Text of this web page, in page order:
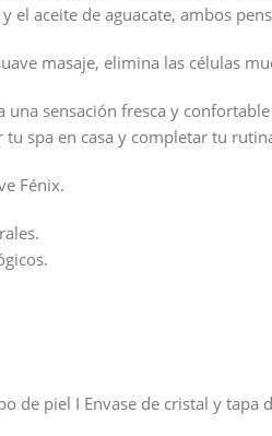
el aceite de aguacate, ambos
masaje, elimina las células
una sensación fresca y
spa en casa y completar tu
Fénix.
de piel I Envase de cristal y tapa